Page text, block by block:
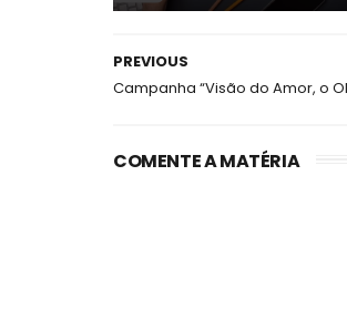
PREVIOUS
Campanha “Visão do Amor, o
COMENTE A MATÉRIA